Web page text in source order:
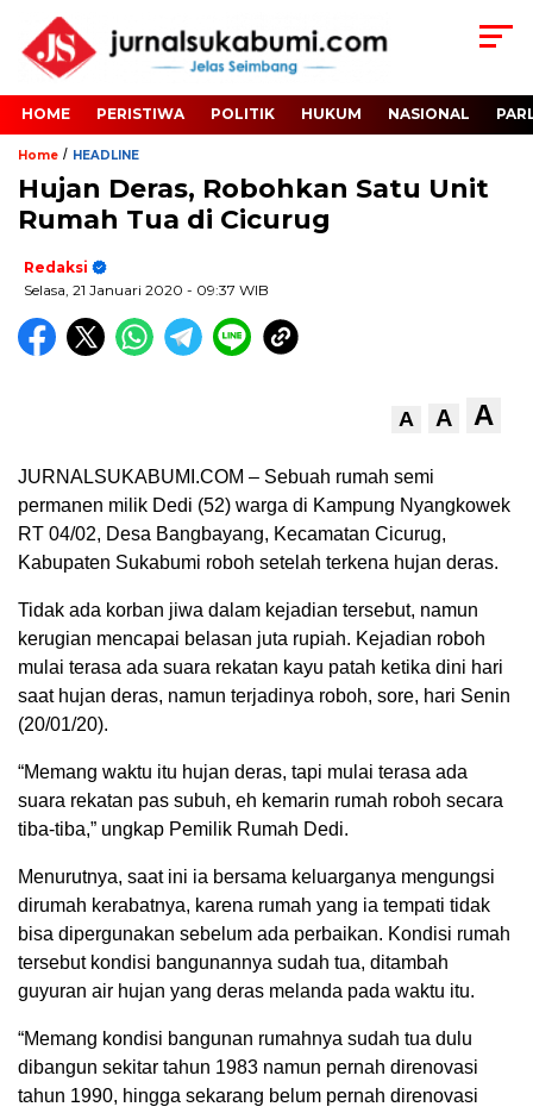
HOME PERISTIWA POLITIK HUKUM NASIONAL
Home / HEADLINE
Hujan Deras, Robohkan Satu Unit
Rumah Tua di Cicurug
Redaksi
Selasa, 21 Januari 2020 - 09:37 WIB
A A A
JURNALSUKABUMI.COM – Sebuah rumah semi
permanen milik Dedi (52) warga di Kampung Nyangkowek
RT 04/02, Desa Bangbayang, Kecamatan Cicurug,
Kabupaten Sukabumi roboh setelah terkena hujan deras.
Tidak ada korban jiwa dalam kejadian tersebut, namun
kerugian mencapai belasan juta rupiah. Kejadian roboh
mulai terasa ada suara rekatan kayu patah ketika dini hari
saat hujan deras, namun terjadinya roboh, sore, hari Senin
(20/01/20).
“Memang waktu itu hujan deras, tapi mulai terasa ada
suara rekatan pas subuh, eh kemarin rumah roboh secara
tiba-tiba,” ungkap Pemilik Rumah Dedi.
Menurutnya, saat ini ia bersama keluarganya mengungsi
dirumah kerabatnya, karena rumah yang ia tempati tidak
bisa dipergunakan sebelum ada perbaikan. Kondisi rumah
tersebut kondisi bangunannya sudah tua, ditambah
guyuran air hujan yang deras melanda pada waktu itu.
“Memang kondisi bangunan rumahnya sudah tua dulu
dibangun sekitar tahun 1983 namun pernah direnovasi
tahun 1990, hingga sekarang belum pernah direnovasi